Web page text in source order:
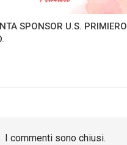
SPONSOR U.S. PRIMIERO
I commenti sono chiusi.